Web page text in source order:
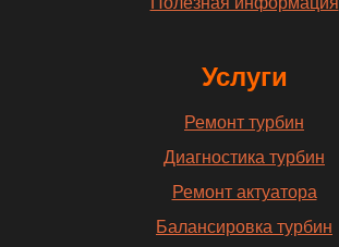
Услуги
Ремонт турбин
Диагностика турбин
Ремонт актуатора
Балансировка турбин